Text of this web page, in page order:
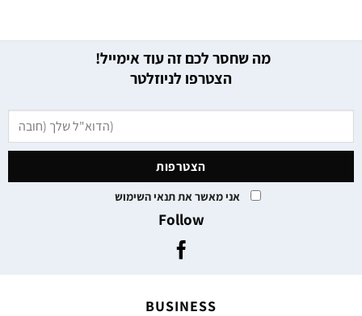
מה שחסר לכם זה עוד אימייל!
הצטרפו לניוזלטר
אני מאשר את תנאי השימוש
Follow
BUSINESS